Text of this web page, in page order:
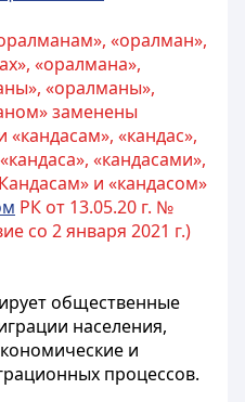
«оралман»,
«оралмана»,
«оралманы»,
заменены
«кандас»,
«кандасами»,
и «кандасом»
РК от 13.05.20 г. №
со 2 января 2021 г.)
общественные
населения,
и
процессов.